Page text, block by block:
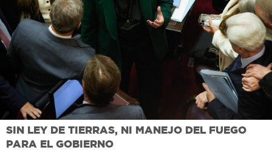
SIN LEY DE TIERRAS, NI MANEJO DEL FUEGO
PARA EL GOBIERNO